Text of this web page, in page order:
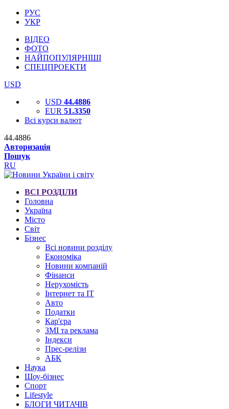
РУС
УКР
ВІДЕО
ФОТО
НАЙПОПУЛЯРНІШІ
СПЕЦПРОЕКТИ
USD
USD 44.4886
EUR 51.3350
Всі курси валют
44.4886
Авторизація
Пошук
RU
ВСІ РОЗДІЛИ
Головна
Україна
Місто
Світ
Бізнес
Всі новини розділу
Економіка
Новини компаній
Фінанси
Нерухомість
Інтернет та IT
Авто
Податки
Кар'єра
ЗМІ та реклама
Індекси
Прес-релізи
АБК
Наука
Шоу-бізнес
Спорт
Lifestyle
БЛОГИ ЧИТАЧІВ